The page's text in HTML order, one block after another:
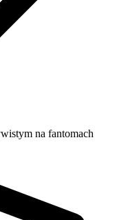
na fantomach